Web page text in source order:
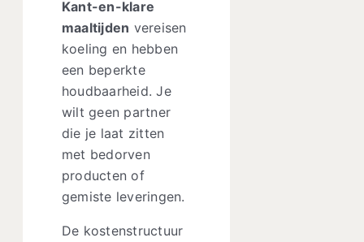
Kant-en-klare
maaltijden vereisen
koeling en hebben
een beperkte
houdbaarheid. Je
wilt geen partner
die je laat zitten
met bedorven
producten of
gemiste leveringen.
De kostenstructuur